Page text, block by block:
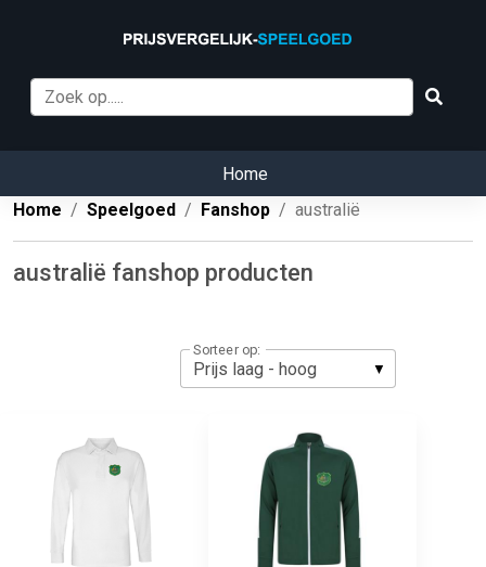
Home
Home
Speelgoed Fanshop australië
australië fanshop producten
Sorteer op: